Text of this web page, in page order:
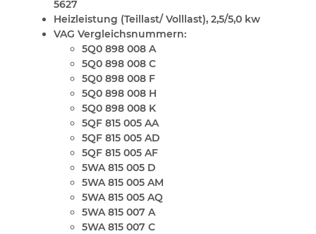
5627
Heizleistung (Teillast/ Volllast), 2,5/5,0 kw
VAG Vergleichsnummern:
5Q0 898 008 A
5Q0 898 008 C
5Q0 898 008 F
5Q0 898 008 H
5Q0 898 008 K
5QF 815 005 AA
5QF 815 005 AD
5QF 815 005 AF
5WA 815 005 D
5WA 815 005 AM
5WA 815 005 AQ
5WA 815 007 A
5WA 815 007 C